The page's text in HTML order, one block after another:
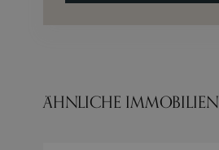
ÄHNLICHE IMMOBILIEN